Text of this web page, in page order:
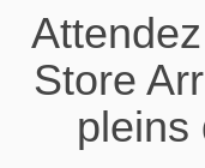
Store
pleins